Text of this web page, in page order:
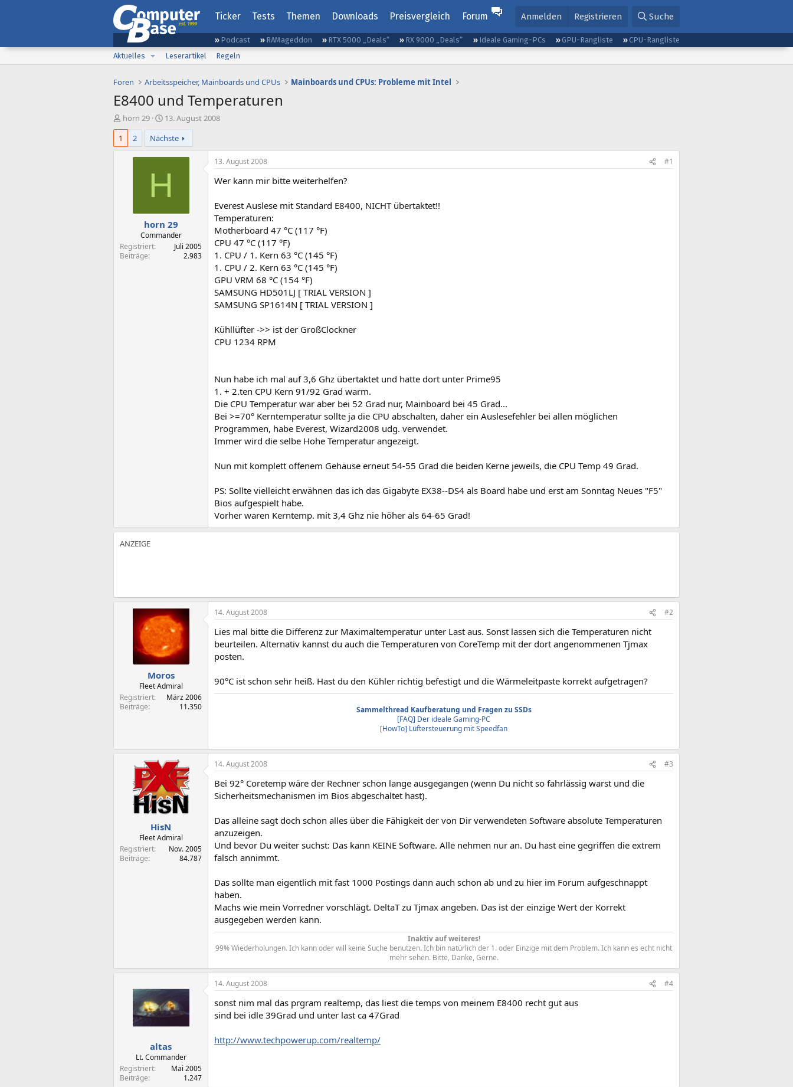
Ticker Tests Themen Downloads Preisvergleich Forum Anmelden Registrieren Suche
Podcast RAMageddon RTX 5000 „Deals“ RX 9000 „Deals“ Ideale Gaming-PCs GPU-Rangliste
CPU-Rangliste
Aktuelles
Leserartikel Regeln
Foren Arbeitsspeicher, Mainboards und CPUs Mainboards und CPUs: Probleme mit Intel
E8400 und Temperaturen
E
r
t
horn 29
E
r
s
t
e
l
m
13. August 2008
1
2 Nächste
H
horn 29
Commander
Registriert
Juli 2005
Beiträge
2.983
13. August 2008 #1
Wer kann mir bitte weiterhelfen?
Everest Auslese mit Standard E8400, NICHT übertaktet!!
Temperaturen:
Motherboard 47 °C (117 °F)
CPU 47 °C (117 °F)
1. CPU / 1. Kern 63 °C (145 °F)
1. CPU / 2. Kern 63 °C (145 °F)
GPU VRM 68 °C (154 °F)
SAMSUNG HD501LJ [ TRIAL VERSION ]
SAMSUNG SP1614N [ TRIAL VERSION ]
Kühllüfter ->> ist der GroßClockner
CPU 1234 RPM
Nun habe ich mal auf 3,6 Ghz übertaktet und hatte dort unter Prime95
1. + 2.ten CPU Kern 91/92 Grad warm.
Die CPU Temperatur war aber bei 52 Grad nur, Mainboard bei 45 Grad...
Bei >=70° Kerntemperatur sollte ja die CPU abschalten, daher ein Auslesefehler bei allen möglichen
Programmen, habe Everest, Wizard2008 udg. verwendet.
Immer wird die selbe Hohe Temperatur angezeigt.
Nun mit komplett offenem Gehäuse erneut 54-55 Grad die beiden Kerne jeweils, die CPU Temp 49 Grad.
PS: Sollte vielleicht erwähnen das ich das Gigabyte EX38--DS4 als Board habe und erst am Sonntag Neues "F5"
Bios aufgespielt habe.
Vorher waren Kerntemp. mit 3,4 Ghz nie höher als 64-65 Grad!
Moros
Fleet Admiral
Registriert
März 2006
Beiträge
11.350
14. August 2008 #2
Lies mal bitte die Differenz zur Maximaltemperatur unter Last aus. Sonst lassen sich die Temperaturen nicht
beurteilen. Alternativ kannst du auch die Temperaturen von CoreTemp mit der dort angenommenen Tjmax
posten.
90°C ist schon sehr heiß. Hast du den Kühler richtig befestigt und die Wärmeleitpaste korrekt aufgetragen?
Sammelthread Kaufberatung und Fragen zu SSDs
[FAQ] Der ideale Gaming-PC
[HowTo] Lüftersteuerung mit Speedfan
HisN
Fleet Admiral
Registriert
Nov. 2005
Beiträge
84.787
14. August 2008 #3
Bei 92° Coretemp wäre der Rechner schon lange ausgegangen (wenn Du nicht so fahrlässig warst und die
Sicherheitsmechanismen im Bios abgeschaltet hast).
Das alleine sagt doch schon alles über die Fähigkeit der von Dir verwendeten Software absolute Temperaturen
anzuzeigen.
Und bevor Du weiter suchst: Das kann KEINE Software. Alle nehmen nur an. Du hast eine gegriffen die extrem
falsch annimmt.
Das sollte man eigentlich mit fast 1000 Postings dann auch schon ab und zu hier im Forum aufgeschnappt
haben.
Machs wie mein Vorredner vorschlägt. DeltaT zu Tjmax angeben. Das ist der einzige Wert der Korrekt
ausgegeben werden kann.
Inaktiv auf weiteres!
99% Wiederholungen. Ich kann oder will keine Suche benutzen. Ich bin natürlich der 1. oder Einzige mit dem Problem. Ich kann es echt nicht
mehr sehen. Bitte, Danke, Gerne.​
altas
Lt. Commander
Registriert
Mai 2005
Beiträge
1.247
14. August 2008 #4
sonst nim mal das prgram realtemp, das liest die temps von meinem E8400 recht gut aus
sind bei idle 39Grad und unter last ca 47Grad
http://www.techpowerup.com/realtemp/